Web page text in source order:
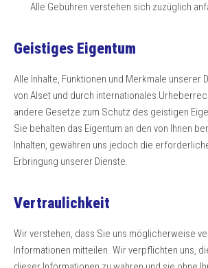
Alle Gebühren verstehen sich zuzüglich
Geistiges Eigentum
Alle Inhalte, Funktionen und Merkmale unserer
von Alset und durch internationales
andere Gesetze zum Schutz des geistigen
Sie behalten das Eigentum an den von Ihnen
Inhalten, gewähren uns jedoch die
Erbringung unserer Dienste.
Vertraulichkeit
Wir verstehen, dass Sie uns möglicherweise
Informationen mitteilen. Wir verpflichten uns,